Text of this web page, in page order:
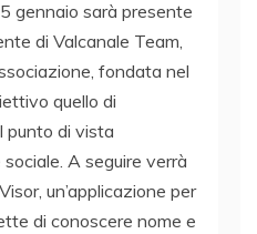
gennaio sarà presente
di Valcanale Team,
fondata nel
quello di
punto di vista
A seguire verrà
un’applicazione per
di conoscere nome e